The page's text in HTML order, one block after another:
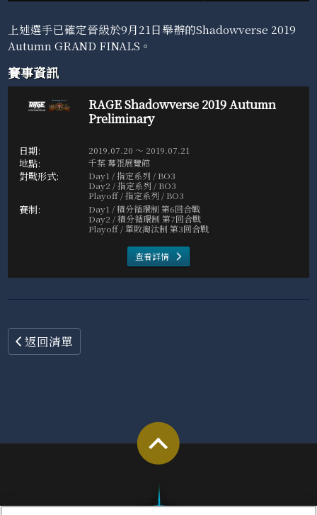
上述選手已確定晉級於9月21日舉辦的Shadowverse 2019
Autumn GRAND FINALS。
賽事資訊
RAGE Shadowverse 2019 Autumn
Preliminary
2019.07.20 ～ 2019.07.21
千葉 幕張展覽館
Day1 / 指定系列 / BO3
Day2 / 指定系列 / BO3
Playoff / 指定系列 / BO3
Day1 / 積分循環制 第6回合戰
Day2 / 積分循環制 第7回合戰
Playoff / 單敗淘汰制 第3回合戰
查看詳情
返回清單